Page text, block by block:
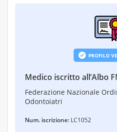
PROFILO
Medico iscritto all’Albo
Federazione Nazionale
Odontoiatri
Num. iscrizione: LC1052